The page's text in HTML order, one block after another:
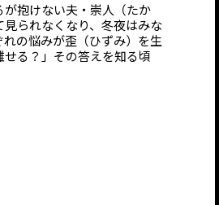
抱けない夫・崇人（たか
られなくなり、冬夜はみな
の悩みが歪（ひずみ）を生
る？」その答えを知る頃